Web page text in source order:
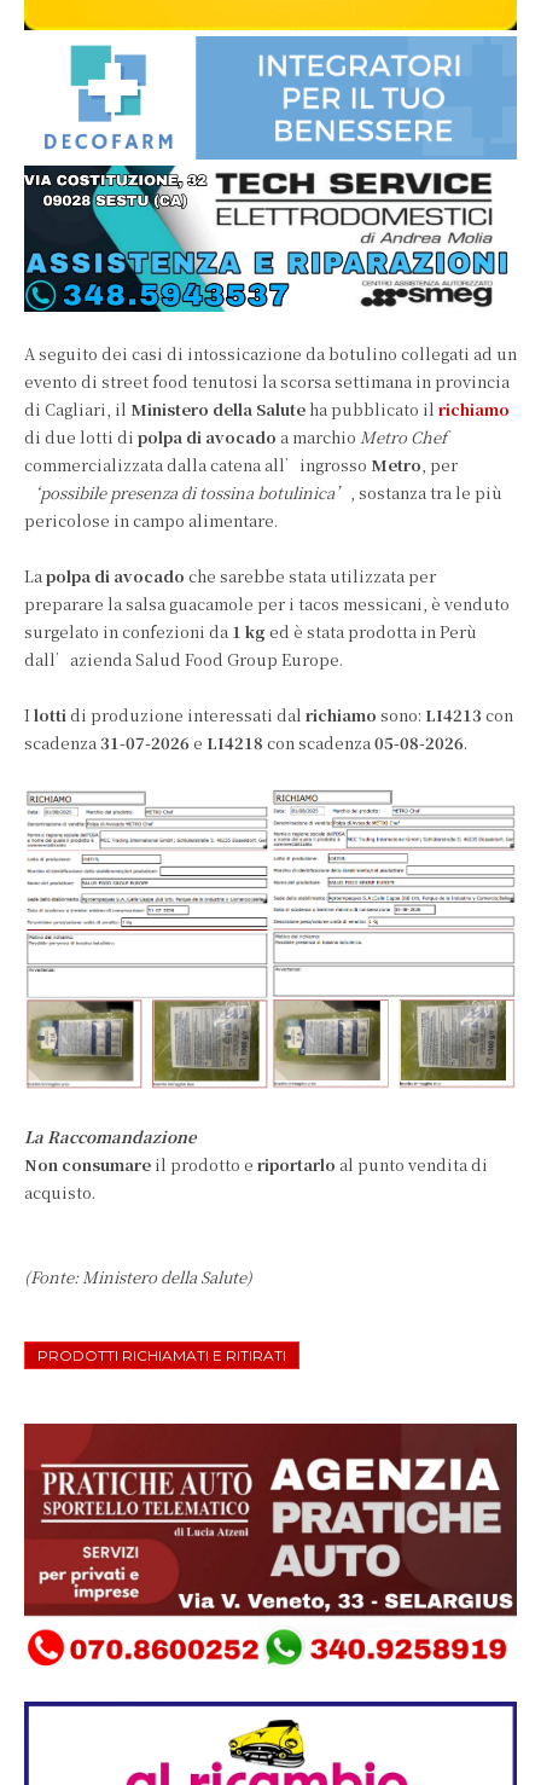
A seguito dei casi di intossicazione da botulino collegati ad un
evento di street food tenutosi la scorsa settimana in provincia
di Cagliari, il Ministero della Salute ha pubblicato il richiamo
di due lotti di polpa di avocado a marchio Metro Chef
commercializzata dalla catena all’ingrosso Metro, per
‘possibile presenza di tossina botulinica’ , sostanza tra le più
pericolose in campo alimentare.
Lapolpa di avocado che sarebbe stata utilizzata per
preparare la salsa guacamole per i tacos messicani, è venduto
surgelato in confezioni da 1 kg ed è stata prodotta in Perù
dall’azienda Salud Food Group Europe.
Ilottidi produzione interessati dal richiamo sono: LI4213 con
scadenza31-07-2026 e LI4218 con scadenza05-08-2026.
La Raccomandazione
Non consumare il prodotto e riportarlo al punto vendita di
acquisto.
(Fonte: Ministero della Salute)
PRODOTTI RICHIAMATI E RITIRATI